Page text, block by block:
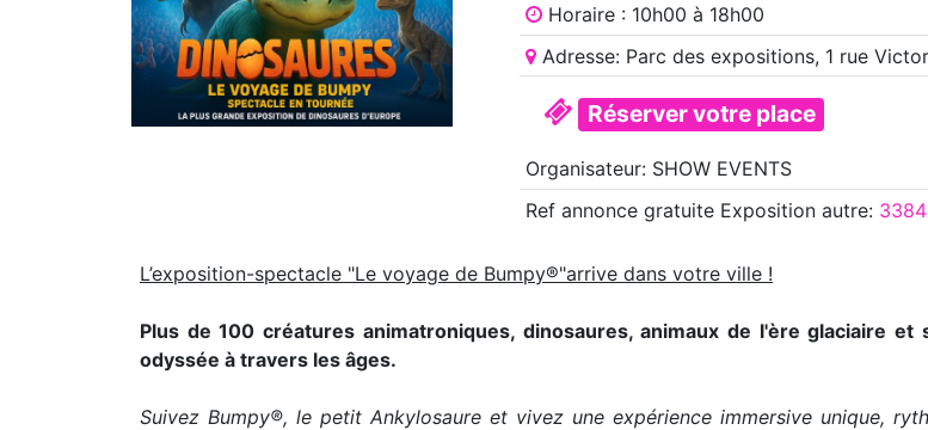
Horaire : 10h00 à 18h00
Adresse: Parc des expositions, 1 rue
Réserver votre place
Organisateur: SHOW EVENTS
Ref annoncegratuite Exposition autre:
L’exposition-spectacle "Le voyage de Bumpy®"arrive dans votre ville !
Plus de 100 créatures animatroniques, dinosaures, animaux de l'ère glaciaire
odyssée à travers les âges.
Suivez Bumpy®, le petit Ankylosaure et vivez une expérience immersive unique,